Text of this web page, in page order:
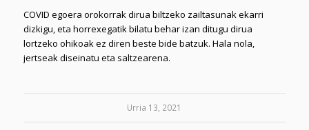
COVID egoera orokorrak dirua biltzeko zailtasunak ekarri
dizkigu, eta horrexegatik bilatu behar izan ditugu dirua
lortzeko ohikoak ez diren beste bide batzuk. Hala nola,
jertseak diseinatu eta saltzearena.
Urria 13, 2021